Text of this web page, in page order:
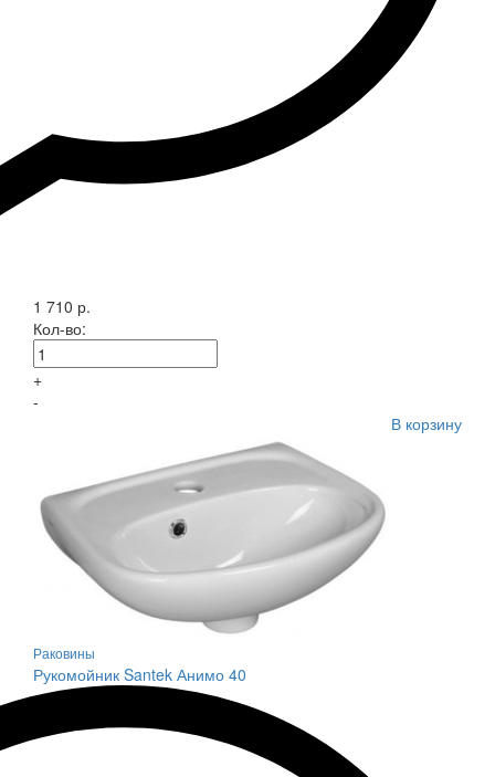
1 710 р.
Кол-во:
+
-
В корзину
Раковины
Рукомойник Santek Анимо 40